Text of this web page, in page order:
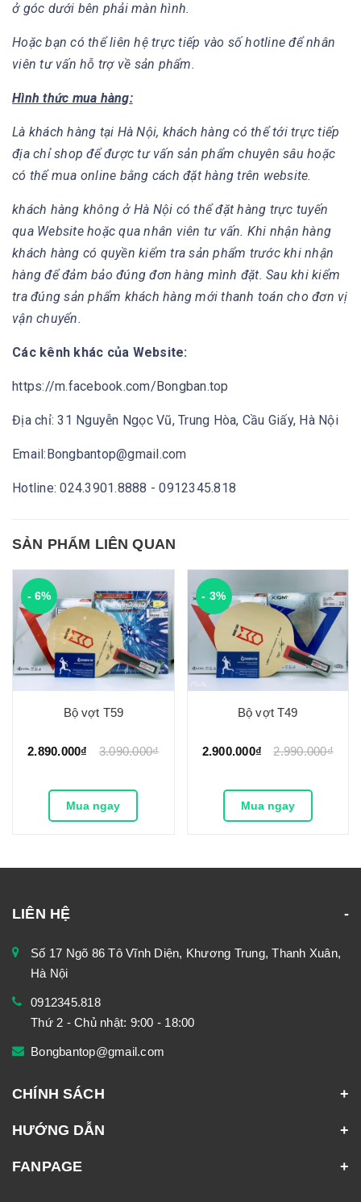
ở góc dưới bên phải màn hình.
Hoặc bạn có thể liên hệ trực tiếp vào số hotline để nhân
viên tư vấn hỗ trợ về sản phẩm.
Hình thức mua hàng:
Là khách hàng tại Hà Nội, khách hàng có thể tới trực tiếp
địa chỉ shop để được tư vấn sản phẩm chuyên sâu hoặc
có thể mua online bằng cách đặt hàng trên website.
khách hàng không ở Hà Nội có thể đặt hàng trực tuyến
qua Website hoặc qua nhân viên tư vấn. Khi nhận hàng
khách hàng có quyền kiểm tra sản phẩm trước khi nhận
hàng để đảm bảo đúng đơn hàng mình đặt. Sau khi kiểm
tra đúng sản phẩm khách hàng mới thanh toán cho đơn vị
vận chuyển.
Các kênh khác của Website:
https://m.facebook.com/Bongban.top
Địa chỉ: 31 Nguyễn Ngọc Vũ, Trung Hòa, Cầu Giấy, Hà Nội
Email:Bongbantop@gmail.com
Hotline: 024.3901.8888 - 0912345.818
SẢN PHẨM LIÊN QUAN
- 6%
Bộ vợt T59
2.890.000₫ 3.090.000₫
Mua ngay
- 3%
Bộ vợt T49
2.900.000₫ 2.990.000₫
Mua ngay
LIÊN HỆ
Số 17 Ngõ 86 Tô Vĩnh Diện, Khương Trung, Thanh Xuân,
Hà Nội
0912345.818
Thứ 2 - Chủ nhật: 9:00 - 18:00
Bongbantop@gmail.com
CHÍNH SÁCH
HƯỚNG DẪN
FANPAGE